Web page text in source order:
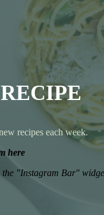
recipes each week.
here
the "Instagram Bar"